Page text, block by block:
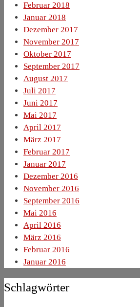
Februar 2018
Januar 2018
Dezember 2017
November 2017
Oktober 2017
September 2017
August 2017
Juli 2017
Juni 2017
Mai 2017
April 2017
März 2017
Februar 2017
Januar 2017
Dezember 2016
November 2016
September 2016
Mai 2016
April 2016
März 2016
Februar 2016
Januar 2016
Schlagwörter